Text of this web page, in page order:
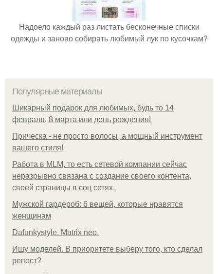
Надоело каждый раз листать бесконечные списки
одежды и заново собирать любимый лук по кусочкам?
Популярные материалы
Шикарный подарок для любимых, будь то 14
февраля, 8 марта или день рождения!
Прическа - не просто волосы, а мощный инструмент
вашего стиля!
Работа в MLM, то есть сетевой компании сейчас
неразрывно связана с создание своего контента,
своей страницы в соц сетях.
Мужской гардероб: 6 вещей, которые нравятся
женщинам
Dafunkystyle. Matrix neo.
Ищу моделей. В приоритете выберу того, кто сделал
репост?